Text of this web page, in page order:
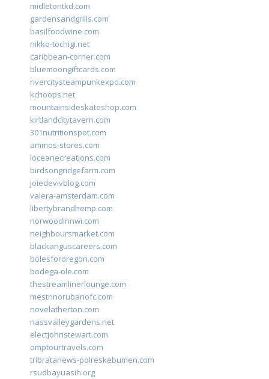
midletontkd.com
gardensandgrills.com
basilfoodwine.com
nikko-tochigi.net
caribbean-corner.com
bluemoongiftcards.com
rivercitysteampunkexpo.com
kchoops.net
mountainsideskateshop.com
kirtlandcitytavern.com
301nutritionspot.com
ammos-stores.com
loceanecreations.com
birdsongridgefarm.com
joiedevivblog.com
valera-amsterdam.com
libertybrandhemp.com
norwoodinnwi.com
neighboursmarket.com
blackanguscareers.com
bolesfororegon.com
bodega-ole.com
thestreamlinerlounge.com
mestrinorubanofc.com
novelatherton.com
nassvalleygardens.net
electjohnstewart.com
omptourtravels.com
tribratanews-polreskebumen.com
rsudbayuasih.org